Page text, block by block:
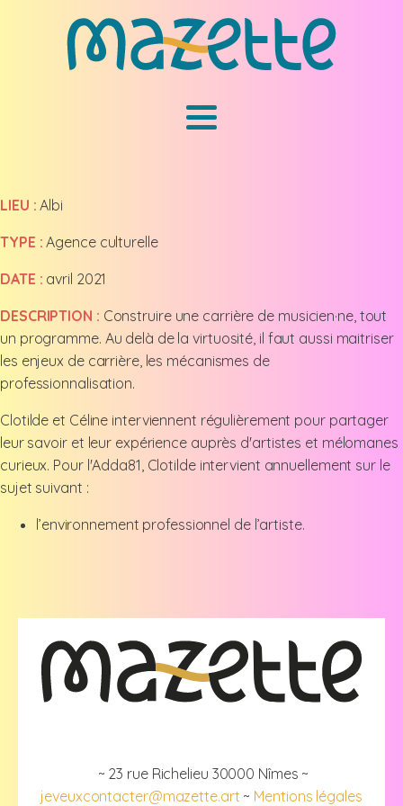
LIEU : Albi
TYPE : Agence culturelle
DATE : avril 2021
DESCRIPTION : Construire une carrière de musicien·ne, tout
un programme. Au delà de la virtuosité, il faut aussi maitriser
les enjeux de carrière, les mécanismes de
professionnalisation.
Clotilde et Céline interviennent régulièrement pour partager
leur savoir et leur expérience auprès d'artistes et mélomanes
curieux. Pour l'Adda81, Clotilde intervient annuellement sur le
sujet suivant :
l’environnement professionnel de l’artiste.
~ 23 rue Richelieu 30000 Nîmes ~
jeveuxcontacter@mazette.art ~ Mentions légales